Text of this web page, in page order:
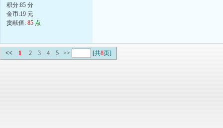
积分:85 分
金币:19 元
贡献值: 85 点
<< 1 2 3 4 5 >> [共8页]